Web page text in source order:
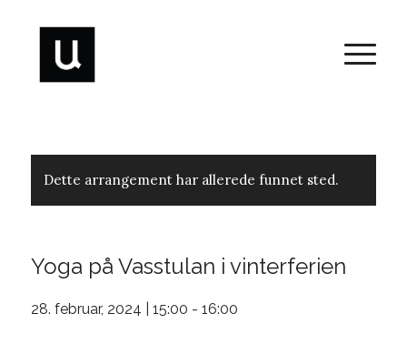
Dette arrangement har allerede funnet sted.
Yoga på Vasstulan i vinterferien
28. februar, 2024 | 15:00 - 16:00